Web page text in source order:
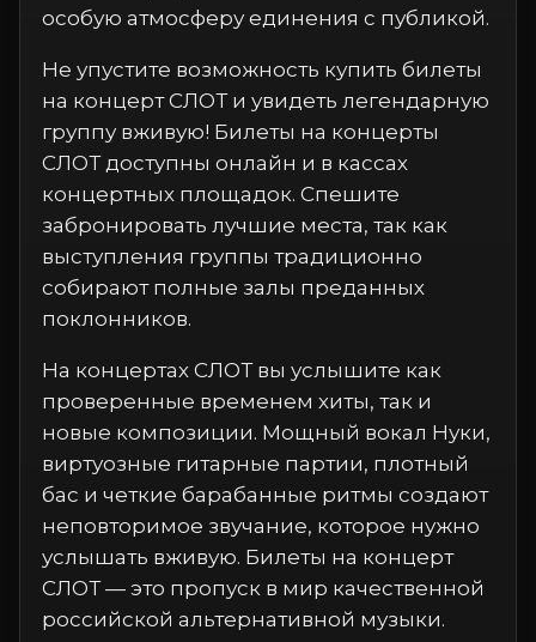
особую атмосферу единения с публикой.
Не упустите возможность купить билеты
на концерт СЛОТ и увидеть легендарную
группу вживую! Билеты на концерты
СЛОТ доступны онлайн и в кассах
концертных площадок. Спешите
забронировать лучшие места, так как
выступления группы традиционно
собирают полные залы преданных
поклонников.
На концертах СЛОТ вы услышите как
проверенные временем хиты, так и
новые композиции. Мощный вокал Нуки,
виртуозные гитарные партии, плотный
бас и четкие барабанные ритмы создают
неповторимое звучание, которое нужно
услышать вживую. Билеты на концерт
СЛОТ — это пропуск в мир качественной
российской альтернативной музыки.